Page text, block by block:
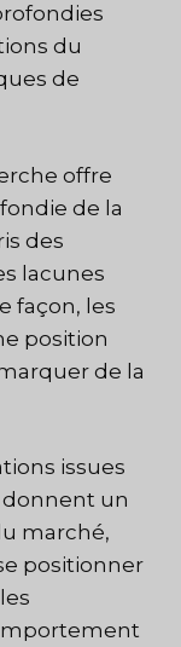
du
de
offre
de la
des
lacunes
façon, les
position
de la
issues
un
marché,
positionner